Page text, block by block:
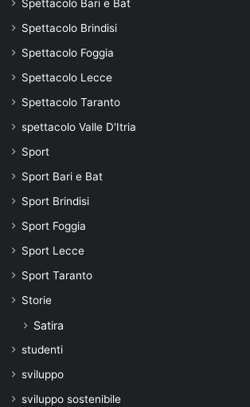
Spettacolo Bari e Bat
Spettacolo Brindisi
Spettacolo Foggia
Spettacolo Lecce
Spettacolo Taranto
spettacolo Valle D'Itria
Sport
Sport Bari e Bat
Sport Brindisi
Sport Foggia
Sport Lecce
Sport Taranto
Storie
Satira
studenti
sviluppo
sviluppo sostenibile